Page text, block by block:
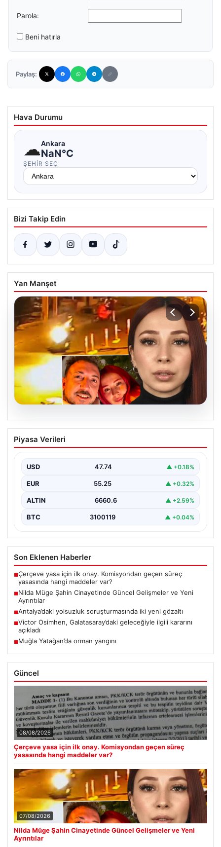
Parola:
Beni hatırla
Paylaş:
Hava Durumu
☁Ankara
NaN°C
ŞEHIR SEÇ
Bizi Takip Edin
Yan Manşet
07.08.2026
Nilda Müge Şahin Cinayetinde Güncel
Gelişmeler ve Yeni Ayrıntılar
kadının hayatını kaybetmesine neden olan trajik…
Piyasa Verileri
USD 47.74 ▲ +0.18%
EUR 55.25 ▲ +0.32%
ALTIN 6660.6 ▲ +2.59%
BTC 3100119 ▲ +0.04%
Son Eklenen Haberler
■Çerçeve yasa için ilk onay. Komisyondan geçen süreç
yasasında hangi maddeler var?
■Nilda Müge Şahin Cinayetinde Güncel Gelişmeler ve Yeni
Ayrıntılar
■Antalya’daki yolsuzluk soruşturmasında iki yeni gözaltı
■Victor Osimhen, Galatasaray’daki geleceğiyle ilgili kararını
açıkladı
■Muğla Yatağan’da orman yangını
Güncel
08/08/2026
Çerçeve yasa için ilk onay. Komisyondan geçen süreç
yasasında hangi maddeler var?
07/08/2026
Nilda Müge Şahin Cinayetinde Güncel Gelişmeler ve Yeni
Ayrıntılar